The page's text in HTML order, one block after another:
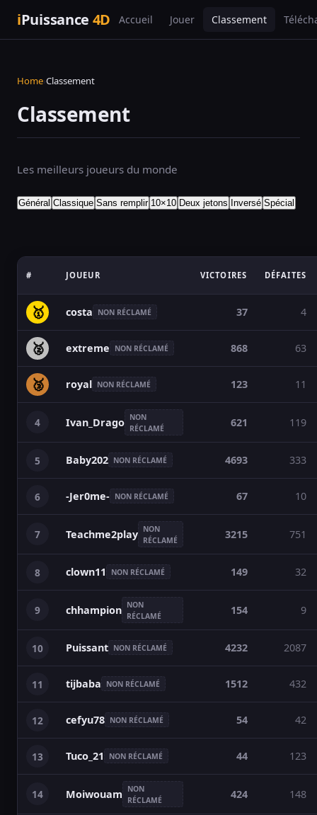
iPuissance 4D Accueil Jouer Classement
Home›Classement
Classement
Les meilleurs joueurs du monde
Général Classique Sans remplir 10×10 Deux jetons Inversé Spécial
# JOUEUR VICTOIRES DÉFAITES
🥇 costa NON RÉCLAMÉ 37 4
🥈 extreme NON RÉCLAMÉ 868 63
🥉 royal NON RÉCLAMÉ 123 11
4 Ivan_Drago NON
RÉCLAMÉ
621 119
5 Baby202 NON RÉCLAMÉ 4693 333
6 -Jer0me- NON RÉCLAMÉ 67 10
7 Teachme2play NON
RÉCLAMÉ
3215 751
8 clown11 NON RÉCLAMÉ 149 32
9 chhampion NON
RÉCLAMÉ
154 9
10 Puissant NON RÉCLAMÉ 4232 2087
11 tijbaba NON RÉCLAMÉ 1512 432
12 cefyu78 NON RÉCLAMÉ 54 42
13 Tuco_21 NON RÉCLAMÉ 44 123
14 Moiwouam
NON
RÉCLAMÉ
424 148